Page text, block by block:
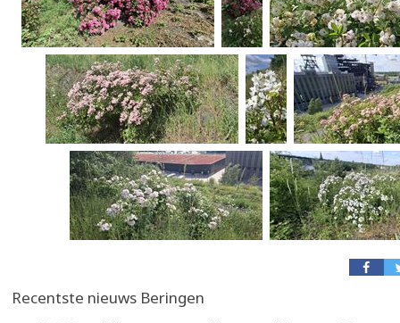
Recentste nieuws Beringen